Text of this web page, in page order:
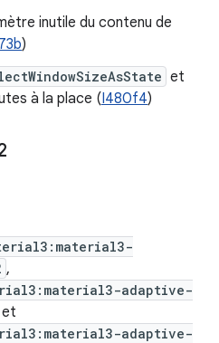
inutile du contenu de
)
et
à la place (I480f4)
,
adaptive-
et
adaptive-